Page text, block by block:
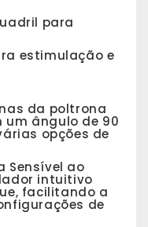
para
estimulação e
da poltrona
um ângulo de 90
opções de
Sensível ao
intuitivo
facilitando a
de